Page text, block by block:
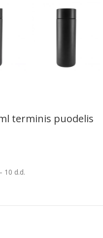
terminis puodelis
10 d.d.